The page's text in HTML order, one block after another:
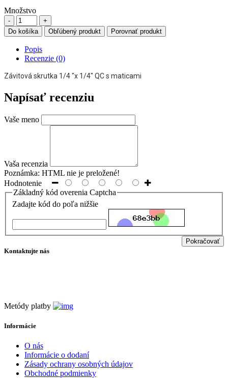
Množstvo
Do košíka Obľúbený produkt Porovnať produkt
Popis
Recenzie (0)
Závitová skrutka 1/4 "x 1/4" QC s maticami
Napísať recenziu
Vaše meno
Vaša recenzia
Poznámka: HTML nie je preložené!
Hodnotenie
Základný kód overenia Captcha
Zadajte kód do poľa nižšie
Pokračovať
Kontaktujte nás
Metódy platby
Informácie
O nás
Informácie o dodaní
Zásady ochrany osobných údajov
Obchodné podmienky